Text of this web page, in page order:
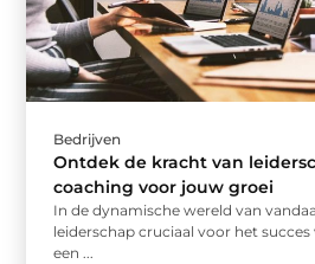
Bedrijven
Ontdek de kracht van
coaching voor jouw groei
In de dynamische wereld van
leiderschap cruciaal voor het succes
een ...